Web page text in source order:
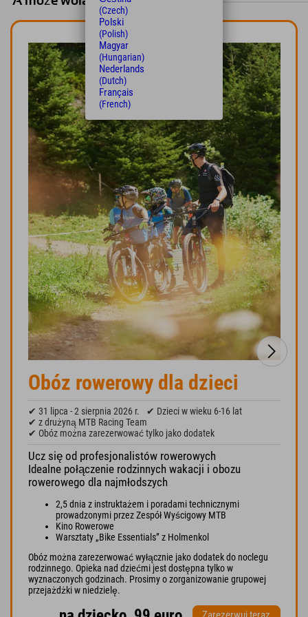
Obóz rowerowy dla dzieci
✔ 31 lipca - 2 sierpnia 2026 r.
✔ Dzieci w wieku 6-16 lat
✔ z drużyną MTB Racing Team
✔ Obóz można zarezerwować tylko jako dodatek
Ucz się od profesjonalistów rowerowych
Idealne połączenie rodzinnych wakacji i obozu
rowerowego dla najmłodszych
2,5 dnia z instruktażem i poradami technicznymi
prowadzonymi przez Zespół Wyścigowy MTB
Kino Rowerowe
Warsztaty „Bike Essentials” z Holmenkol
Obóz można zarezerwować wyłącznie jako dodatek do noclegu
rodzinnego. Opieka nad dziećmi jest dostępna tylko w
wyznaczonych godzinach. Prosimy o zorganizowanie grupowej
przejażdżki w niedzielę.
(Czech)
Polski
(Polish)
Magyar
(Hungarian)
Nederlands
(Dutch)
Français
(French)